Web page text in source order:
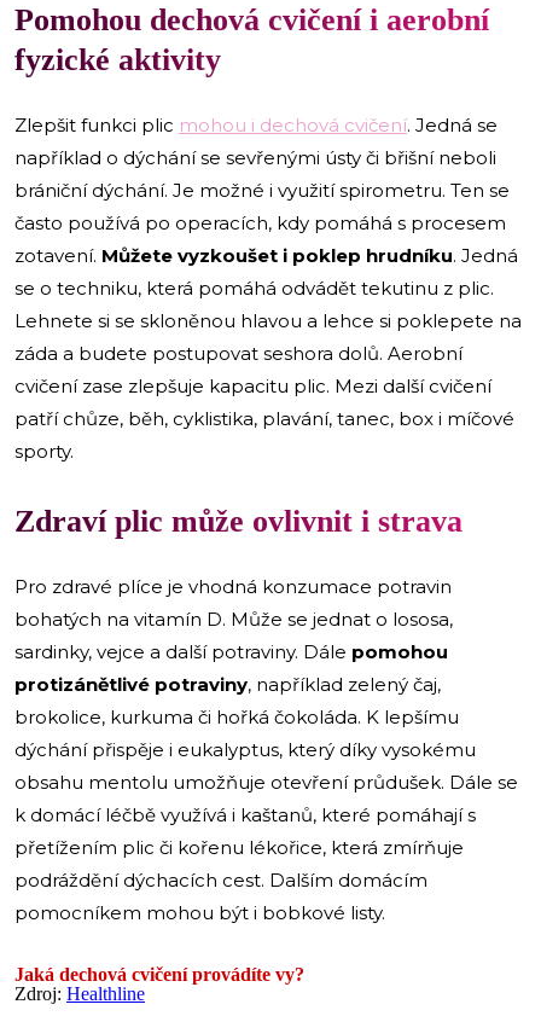
Pomohou dechová cvičení i aerobní
fyzické aktivity
Zlepšit funkci plic mohou i dechová cvičení. Jedná se
například o dýchání se sevřenými ústy či břišní neboli
brániční dýchání. Je možné i využití spirometru. Ten se
často používá po operacích, kdy pomáhá s procesem
zotavení. Můžete vyzkoušet i poklep hrudníku. Jedná
se o techniku, která pomáhá odvádět tekutinu z plic.
Lehnete si se skloněnou hlavou a lehce si poklepete na
záda a budete postupovat seshora dolů. Aerobní
cvičení zase zlepšuje kapacitu plic. Mezi další cvičení
patří chůze, běh, cyklistika, plavání, tanec, box i míčové
sporty.
Zdraví plic může ovlivnit i strava
Pro zdravé plíce je vhodná konzumace potravin
bohatých na vitamín D. Může se jednat o lososa,
sardinky, vejce a další potraviny. Dále pomohou
protizánětlivé potraviny, například zelený čaj,
brokolice, kurkuma či hořká čokoláda. K lepšímu
dýchání přispěje i eukalyptus, který díky vysokému
obsahu mentolu umožňuje otevření průdušek. Dále se
k domácí léčbě využívá i kaštanů, které pomáhají s
přetížením plic či kořenu lékořice, která zmírňuje
podráždění dýchacích cest. Dalším domácím
pomocníkem mohou být i bobkové listy.
Jaká dechová cvičení provádíte vy?
Zdroj: Healthline